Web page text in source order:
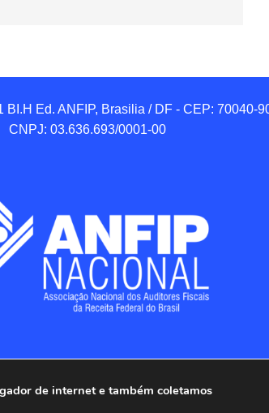
BI.H Ed. ANFIP, Brasilia / DF - CEP: 70040-
CNPJ: 03.636.693/0001-00
de internet e também coletamos